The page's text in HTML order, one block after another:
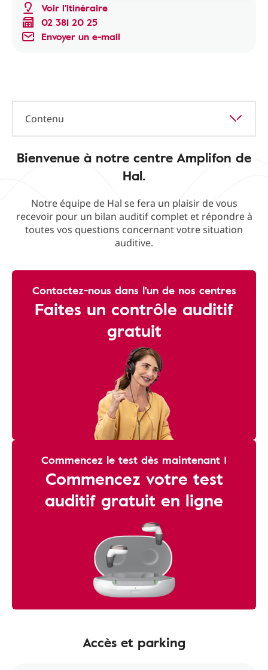
Voir l'itinéraire
02 381 20 25
Envoyer un e-mail
Contenu
Bienvenue à notre centre Amplifon de
Hal.
Notre équipe de Hal se fera un plaisir de vous
recevoir pour un bilan auditif complet et répondre à
toutes vos questions concernant votre situation
auditive.
Contactez-nous dans l'un de nos centres
Faites un contrôle auditif
gratuit
Commencez le test dès maintenant !
Commencez votre test
auditif gratuit en ligne
Accès et parking